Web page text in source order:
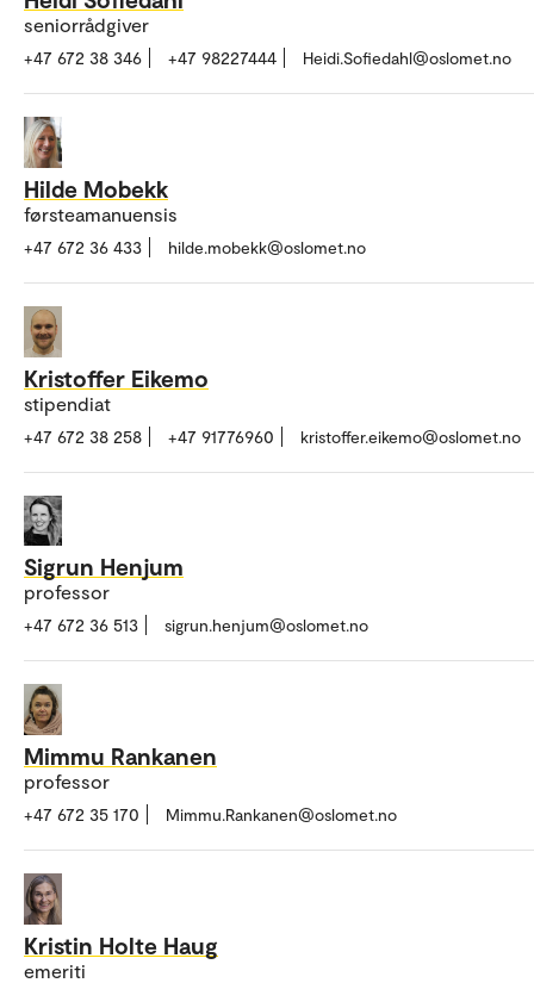
seniorrådgiver
+47 672 38 346 +47 98227444 Heidi.Sofiedahl@oslomet.no
Hilde Mobekk
førsteamanuensis
+47 672 36 433 hilde.mobekk@oslomet.no
Kristoffer Eikemo
stipendiat
+47 672 38 258 +47 91776960 kristoffer.eikemo@oslomet.no
Sigrun Henjum
professor
+47 672 36 513 sigrun.henjum@oslomet.no
Mimmu Rankanen
professor
+47 672 35 170 Mimmu.Rankanen@oslomet.no
Kristin Holte Haug
emeriti